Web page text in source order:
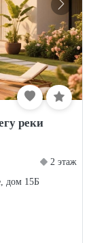
реки
2 этаж
дом 15Б